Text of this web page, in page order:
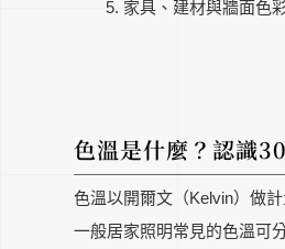
家具、建材與牆面色
色溫是什麼？認識
色溫以開爾文（Kelvin）做
一般居家照明常見的色溫可